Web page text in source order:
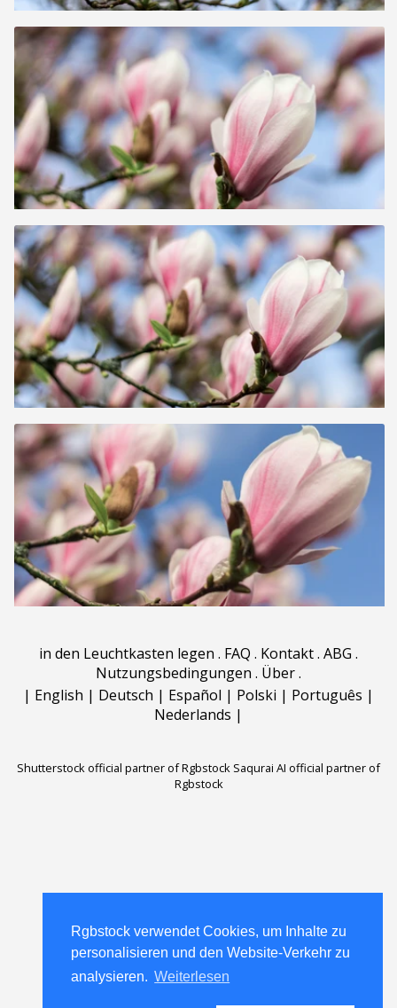
Rgbstock verwendet Cookies, um Inhalte zu
personalisieren und den Website-Verkehr zu
analysieren. Weiterlesen
Rgbstock verwendet Cookies, um Inhalte zu
personalisieren und den Website-Verkehr zu
analysieren. Weiterlesen
in den Leuchtkasten legen . FAQ . Kontakt. ABG .
Nutzungsbedingungen . Über.
| English | Deutsch | Español | Polski | Português |
Nederlands |
Shutterstock official partner of Rgbstock Saqurai AI official partner of
Rgbstock